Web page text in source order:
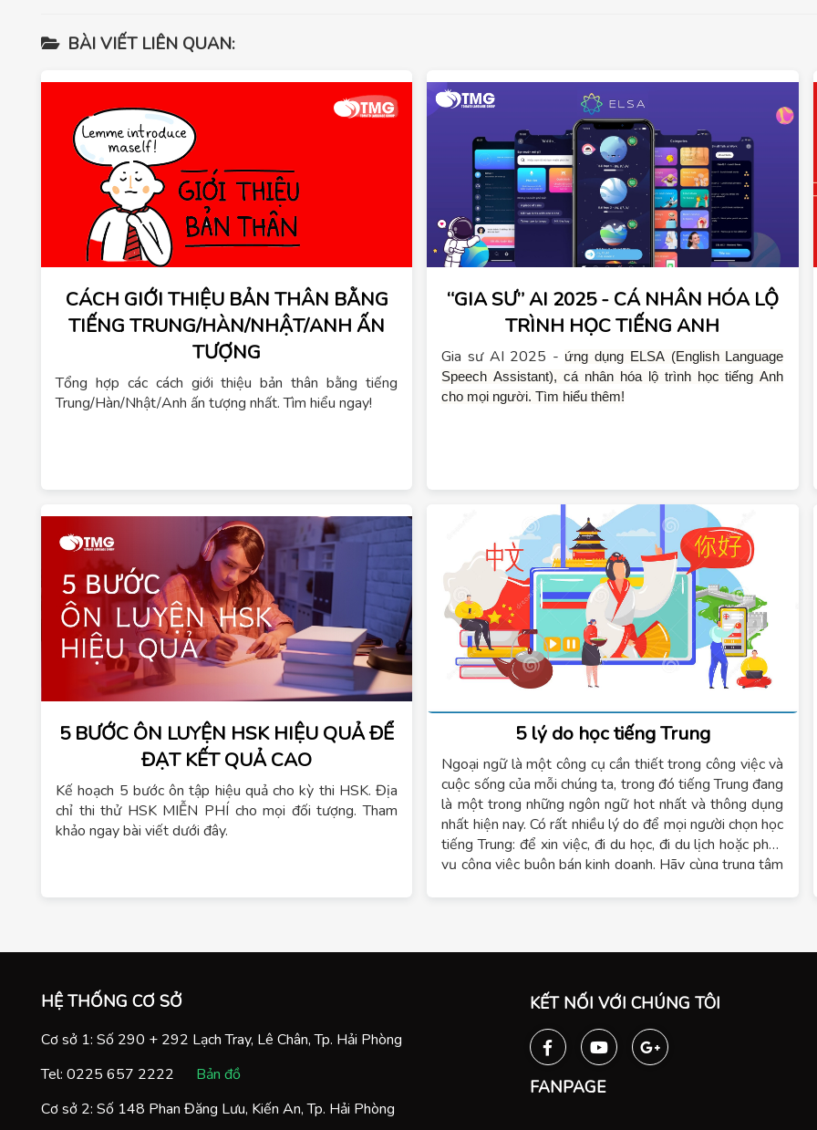
BÀI VIẾT LIÊN QUAN:
CÁCH GIỚI THIỆU BẢN THÂN BẰNG
TIẾNG TRUNG/HÀN/NHẬT/ANH ẤN
TƯỢNG
Tổng hợp các cách giới thiệu bản thân bằng tiếng
Trung/Hàn/Nhật/Anh ấn tượng nhất. Tìm hiểu ngay!
“GIA SƯ” AI 2025 - CÁ NHÂN HÓA LỘ
TRÌNH HỌC TIẾNG ANH
Gia sư AI 2025 - ứng dụng ELSA (English Language
Speech Assistant), cá nhân hóa lộ trình học tiếng Anh
cho mọi người. Tìm hiểu thêm!
5 BƯỚC ÔN LUYỆN HSK HIỆU QUẢ ĐỂ
ĐẠT KẾT QUẢ CAO
Kế hoạch 5 bước ôn tập hiệu quả cho kỳ thi HSK. Địa
chỉ thi thử HSK MIỄN PHÍ cho mọi đối tượng. Tham
khảo ngay bài viết dưới đây.
5 lý do học tiếng Trung
Ngoại ngữ là một công cụ cần thiết trong công việc và
cuộc sống của mỗi chúng ta, trong đó tiếng Trung đang
là một trong những ngôn ngữ hot nhất và thông dụng
nhất hiện nay. Có rất nhiều lý do để mọi người chọn học
tiếng Trung: để xin việc, đi du học, đi du lịch hoặc phục
vụ công việc buôn bán kinh doanh. Hãy cùng trung tâm
HỆ THỐNG CƠ SỞ
Cơ sở 1: Số 290 + 292 Lạch Tray, Lê Chân, Tp. Hải Phòng
Tel: 0225 657 2222
Bản đồ
Cơ sở 2: Số 148 Phan Đăng Lưu, Kiến An, Tp. Hải Phòng
KẾT NỐI VỚI CHÚNG TÔI
FANPAGE